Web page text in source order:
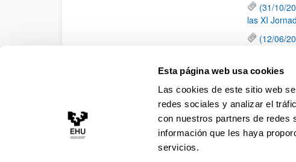
Esta página web usa cookies
Las cookies de este sitio web
redes sociales y analizar el
con nuestros partners de redes
información que les haya
servicios.
(31/10/
las XI
(12/06/
una